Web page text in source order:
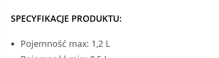
SPECYFIKACJE PRODUKTU:
Pojemność max: 1,2 L